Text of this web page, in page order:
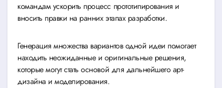
командам ускорить процесс прототипирования и
вносить правки на ранних этапах разработки.
Генерация множества вариантов одной идеи помогает
находить неожиданные и оригинальные решения,
которые могут стать основой для дальнейшего арт-
дизайна и моделирования.